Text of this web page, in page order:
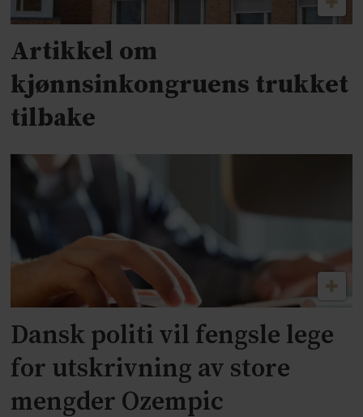
Artikkel om
kjønnsinkongruens trukket
tilbake
Dansk politi vil fengsle lege
for utskrivning av store
mengder Ozempic